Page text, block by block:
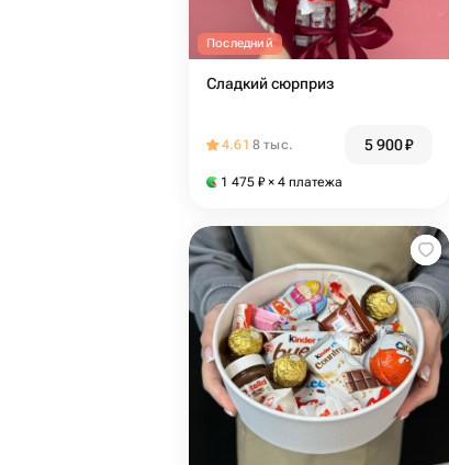
Последний
Сладкий сюрприз
4.61 8 тыс. 5 900₽
1 475 ₽ × 4 платежа